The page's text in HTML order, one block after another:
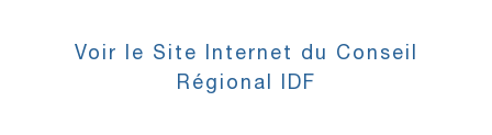
Voir le Site Internet du Conseil
Régional IDF